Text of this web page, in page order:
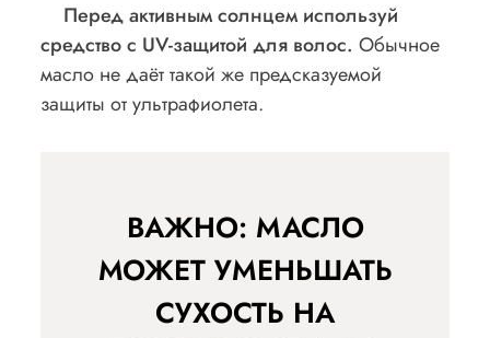
Перед активным солнцем используй
средство с UV-защитой для волос. Обычное
масло не даёт такой же предсказуемой
защиты от ультрафиолета.
ВАЖНО: МАСЛО
МОЖЕТ УМЕНЬШАТЬ
СУХОСТЬ НА